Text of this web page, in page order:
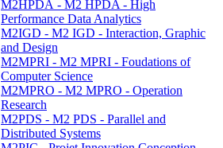
M2HPDA - M2 HPDA - High
Performance Data Analytics
M2IGD - M2 IGD - Interaction, Graphic
and Design
M2MPRI - M2 MPRI - Foudations of
Computer Science
M2MPRO - M2 MPRO - Operation
Research
M2PDS - M2 PDS - Parallel and
Distributed Systems